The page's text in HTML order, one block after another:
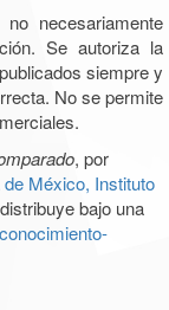
necesariamente
Se autoriza la
siempre y
No se permite
, por
México, Instituto
bajo una